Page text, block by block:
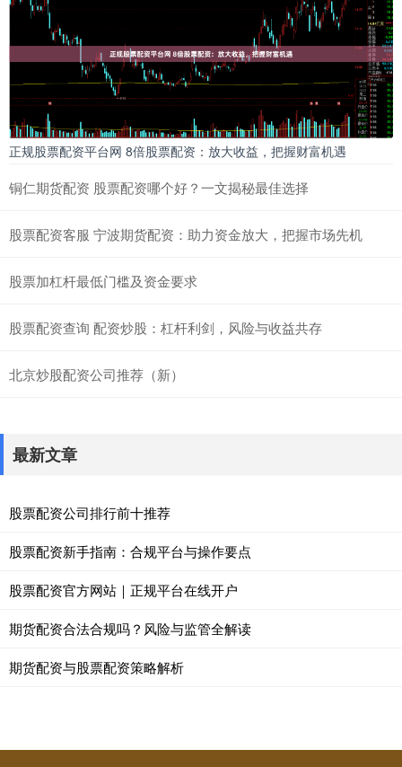
正规股票配资平台网 8倍股票配资：放大收益，把握财富机遇
铜仁期货配资 股票配资哪个好？一文揭秘最佳选择
股票配资客服 宁波期货配资：助力资金放大，把握市场先机
股票加杠杆最低门槛及资金要求
股票配资查询 配资炒股：杠杆利剑，风险与收益共存
北京炒股配资公司推荐（新）
最新文章
股票配资公司排行前十推荐
股票配资新手指南：合规平台与操作要点
股票配资官方网站｜正规平台在线开户
期货配资合法合规吗？风险与监管全解读
期货配资与股票配资策略解析